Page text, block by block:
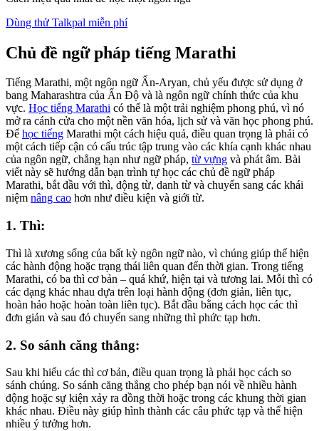
Dùng thử Talkpal miễn phí
Chủ đề ngữ pháp tiếng Marathi
Tiếng Marathi, một ngôn ngữ Ấn-Aryan, chủ yếu được sử dụng ở
bang Maharashtra của Ấn Độ và là ngôn ngữ chính thức của khu
vực. Học tiếng Marathi có thể là một trải nghiệm phong phú, vì nó
mở ra cánh cửa cho một nền văn hóa, lịch sử và văn học phong phú.
Để học tiếng Marathi một cách hiệu quả, điều quan trọng là phải có
một cách tiếp cận có cấu trúc tập trung vào các khía cạnh khác nhau
của ngôn ngữ, chẳng hạn như ngữ pháp, từ vựng và phát âm. Bài
viết này sẽ hướng dẫn bạn trình tự học các chủ đề ngữ pháp
Marathi, bắt đầu với thì, động từ, danh từ và chuyển sang các khái
niệm nâng cao hơn như điều kiện và giới từ.
1. Thì:
Thì là xương sống của bất kỳ ngôn ngữ nào, vì chúng giúp thể hiện
các hành động hoặc trạng thái liên quan đến thời gian. Trong tiếng
Marathi, có ba thì cơ bản – quá khứ, hiện tại và tương lai. Mỗi thì có
các dạng khác nhau dựa trên loại hành động (đơn giản, liên tục,
hoàn hảo hoặc hoàn toàn liên tục). Bắt đầu bằng cách học các thì
đơn giản và sau đó chuyển sang những thì phức tạp hơn.
2. So sánh căng thẳng:
Sau khi hiểu các thì cơ bản, điều quan trọng là phải học cách so
sánh chúng. So sánh căng thẳng cho phép bạn nói về nhiều hành
động hoặc sự kiện xảy ra đồng thời hoặc trong các khung thời gian
khác nhau. Điều này giúp hình thành các câu phức tạp và thể hiện
nhiều ý tưởng hơn.